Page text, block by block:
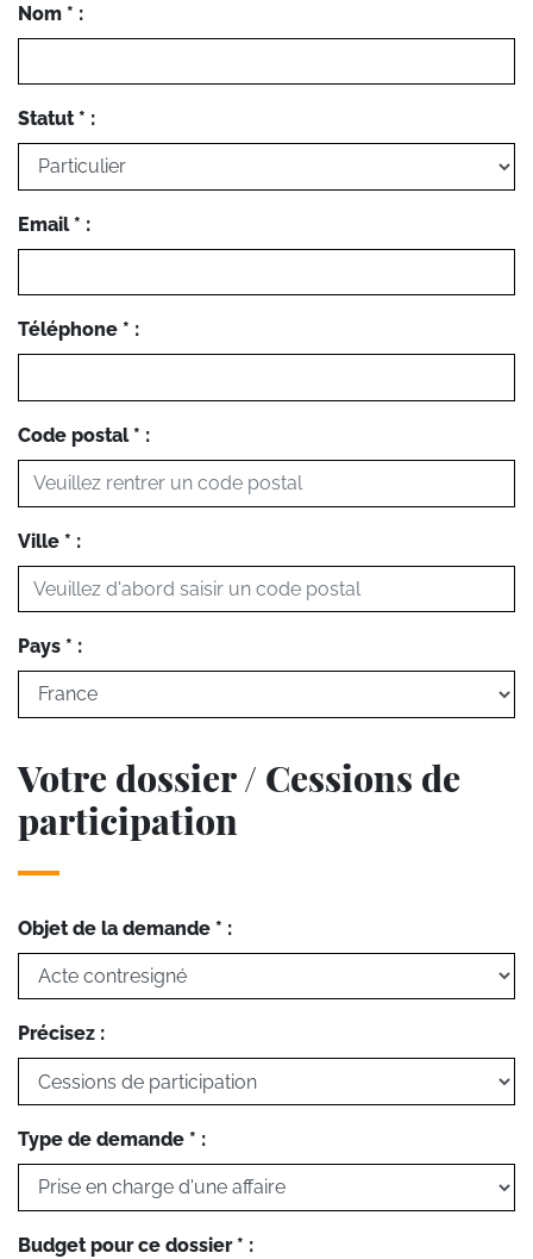
Nom * :
Statut * :
Email * :
Téléphone * :
Code postal * :
Ville * :
Pays * :
Votre dossier / Cessions de
participation
Objet de la demande * :
Précisez :
Type de demande * :
Budget pour ce dossier * :